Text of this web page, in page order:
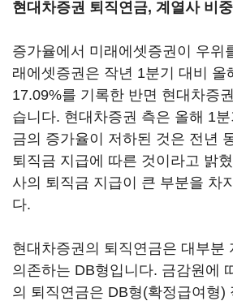
현대차증권 퇴직연금, 계열사 비
증가율에서 미래에셋증권이 우위
래에셋증권은 작년 1분기 대비 올
17.09%를 기록한 반면 현대차증
습니다. 현대차증권 측은 올해 1
금의 증가율이 저하된 것은 전년
퇴직금 지급에 따른 것이라고 밝
사의 퇴직금 지급이 큰 부분을 차
다.
현대차증권의 퇴직연금은 대부분
의존하는 DB형입니다. 금감원에
의 퇴직연금은 DB형(확정급여형)